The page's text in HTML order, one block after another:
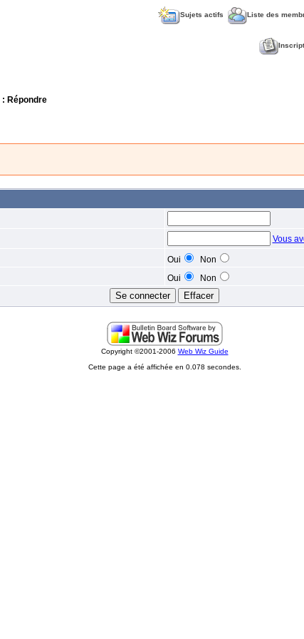
Sujets actifs Liste des
: Répondre
Vous
Oui
Non
Oui Non
Copyright ©2001-2006 Web Wiz Guide
Cette page a été affichée en 0.078 secondes.